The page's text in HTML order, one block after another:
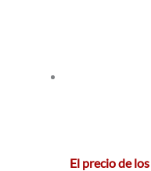
El precio de